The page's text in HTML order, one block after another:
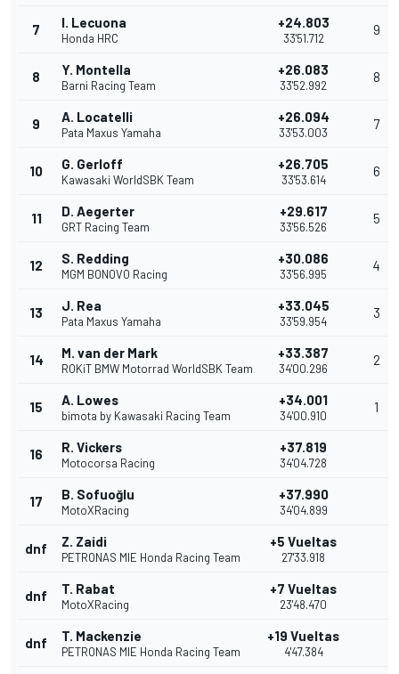
7 I. Lecuona
Honda HRC
+24.803
33'51.712
9
8 Y. Montella
Barni Racing Team
+26.083
33'52.992
8
9 A. Locatelli
Pata Maxus Yamaha
+26.094
33'53.003
7
10 G. Gerloff
Kawasaki WorldSBK Team
+26.705
33'53.614
6
11 D. Aegerter
GRT Racing Team
+29.617
33'56.526
5
12 S. Redding
MGM BONOVO Racing
+30.086
33'56.995
4
13 J. Rea
Pata Maxus Yamaha
+33.045
33'59.954
3
14 M. van der Mark
ROKiT BMW Motorrad WorldSBK Team
+33.387
34'00.296
2
15 A. Lowes
bimota by Kawasaki Racing Team
+34.001
34'00.910
1
16 R. Vickers
Motocorsa Racing
+37.819
34'04.728
17 B. Sofuoğlu
MotoXRacing
+37.990
34'04.899
dnf Z. Zaidi
PETRONAS MIE Honda Racing Team
+5 Vueltas
27'33.918
dnf T. Rabat
MotoXRacing
+7 Vueltas
23'48.470
dnf T. Mackenzie
PETRONAS MIE Honda Racing Team
+19 Vueltas
4'47.384